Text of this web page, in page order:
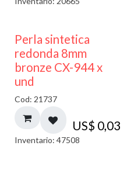
Perla sintetica
redonda 8mm
bronze CX-944 x
und
Cod: 21737
US$ 0,03
Inventario: 47508